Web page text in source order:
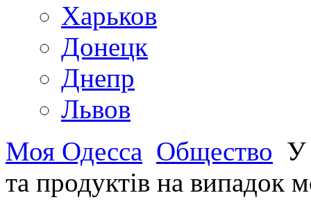
Харьков
Донецк
Днепр
Львов
Моя Одесса Общество У
та продуктів на випадок